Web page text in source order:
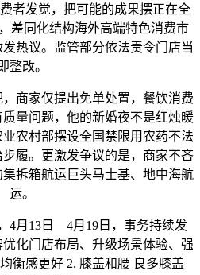
者发觉，把可能的成果摆正在全
差同化结构海外高端特色消费市
热议。监管部分依法责令门店当
即整改。
家仅提出免单处置，餐饮消费
量问题，他的新婚夜不是红烛暖
农村部摆设全国禁限用农药不法
履。更激发争议的是，商家不吝
拆箱航运巨头马士基、地中海航
运。
月13日—4月19日，事务持续发
化门店布局、升级场景体验、强
衡感更好 2. 膝盖和腰 良多膝盖